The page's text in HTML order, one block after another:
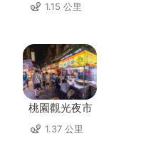
1.15 公里
桃園觀光夜市
1.37 公里